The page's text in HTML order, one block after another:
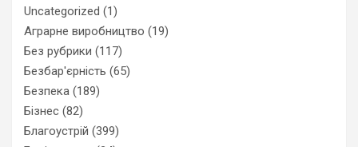
Uncategorized (1)
Аграрне виробництво (19)
Без рубрики (117)
Безбар'єрність (65)
Безпека (189)
Бізнес (82)
Благоустрій (399)